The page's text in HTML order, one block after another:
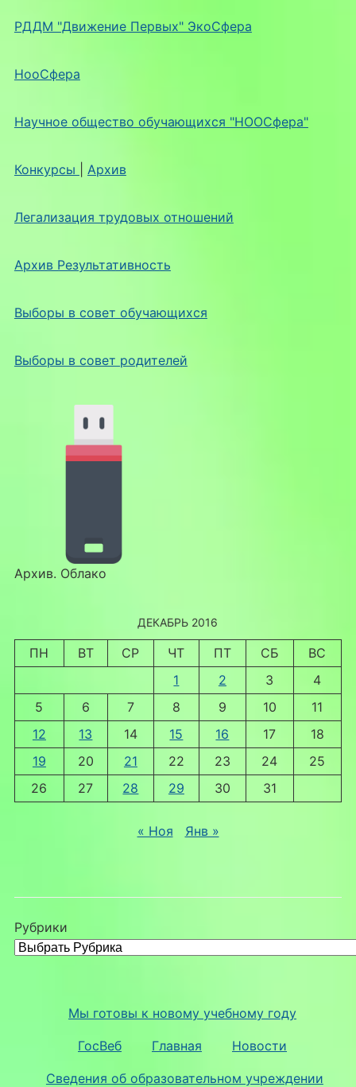
РДДМ "Движение Первых" ЭкоСфера
НооСфера
Научное общество обучающихся "НООСфера"
Конкурсы Архив
Легализация трудовых отношений
Архив Результативность
Выборы в совет обучающихся
Выборы в совет родителей
Архив. Облако
ДЕКАБРЬ 2016
ПН ВТ СР ЧТ ПТ СБ
ВС
1
2 3
4
5
6 7 8 9 10
11
12
13 14 15 16 17
18
19
20 21 22 23 24
25
26
27 28 29 30 31
« Ноя Янв »
Рубрики
Мы готовы к новому учебному году
ГосВеб Главная Новости
Сведения об образовательном учреждении